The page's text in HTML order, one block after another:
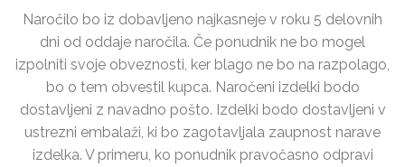
Naročilo bo iz dobavljeno najkasneje v roku 5 delovnih
dni od oddaje naročila. Če ponudnik ne bo mogel
izpolniti svoje obveznosti, ker blago ne bo na razpolago,
bo o tem obvestil kupca. Naročeni izdelki bodo
dostavljeni z navadno pošto. Izdelki bodo dostavljeni v
ustrezni embalaži, ki bo zagotavljala zaupnost narave
izdelka. V primeru, ko ponudnik pravočasno odpravi